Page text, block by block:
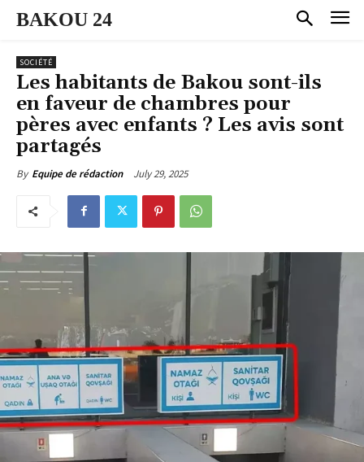
BAKOU 24
SOCIÉTÉ
Les habitants de Bakou sont-ils
en faveur de chambres pour
pères avec enfants ? Les avis sont
partagés
By Equipe de rédaction July 29, 2025